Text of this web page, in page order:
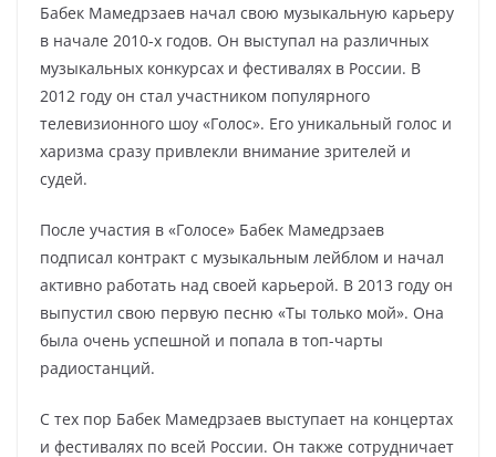
Бабек Мамедрзаев начал свою музыкальную карьеру
в начале 2010-х годов. Он выступал на различных
музыкальных конкурсах и фестивалях в России. В
2012 году он стал участником популярного
телевизионного шоу «Голос». Его уникальный голос и
харизма сразу привлекли внимание зрителей и
судей.
После участия в «Голосе» Бабек Мамедрзаев
подписал контракт с музыкальным лейблом и начал
активно работать над своей карьерой. В 2013 году он
выпустил свою первую песню «Ты только мой». Она
была очень успешной и попала в топ-чарты
радиостанций.
С тех пор Бабек Мамедрзаев выступает на концертах
и фестивалях по всей России. Он также сотрудничает